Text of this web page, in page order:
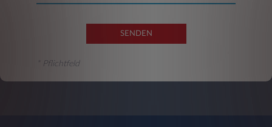
verschiedene Arten von Cookies unterschieden
werden. Es gibt sowohl sogenannte „Session-
Cookies. Während Session-Cookies gelöscht
SENDEN
* Pflichtfeld